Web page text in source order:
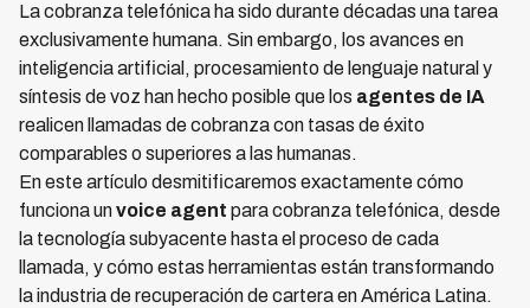
La cobranza telefónica ha sido durante décadas una tarea
exclusivamente humana. Sin embargo, los avances en
inteligencia artificial, procesamiento de lenguaje natural y
síntesis de voz han hecho posible que los agentes de IA
realicen llamadas de cobranza con tasas de éxito
comparables o superiores a las humanas.
En este artículo desmitificaremos exactamente cómo
funciona unvoice agent para cobranza telefónica, desde
la tecnología subyacente hasta el proceso de cada
llamada, y cómo estas herramientas están transformando
la industria de recuperación de cartera en América Latina.